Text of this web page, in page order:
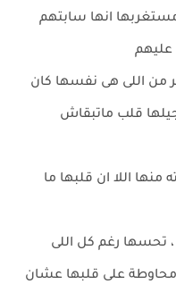
انها سابتهم
من اللى هى نفسها كان
قلب ماتبقاش
اللا ان قلبها ما
، تحسها رغم كل اللى
محاوطة على قلبها عشان